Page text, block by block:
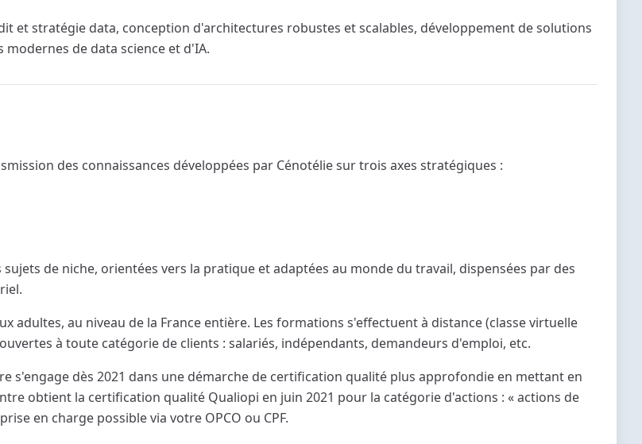
et stratégie data, conception d'architectures robustes et scalables, développement de solutions
de data science et d'IA.
des connaissances développées par Cénotélie sur trois axes stratégiques :
de niche, orientées vers la pratique et adaptées au monde du travail, dispensées par des
adultes, au niveau de la France entière. Les formations s'effectuent à distance (classe virtuelle
à toute catégorie de clients : salariés, indépendants, demandeurs d'emploi, etc.
s'engage dès 2021 dans une démarche de certification qualité plus approfondie en mettant en
obtient la certification qualité Qualiopi en juin 2021 pour la catégorie d'actions : « actions de
en charge possible via votre OPCO ou CPF.